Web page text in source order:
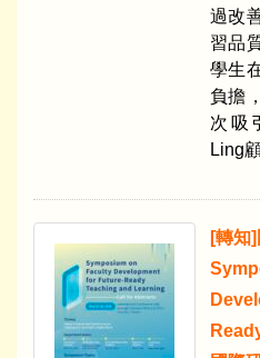
過改
習品
學生
負擔
次吸
Ling
[轉知